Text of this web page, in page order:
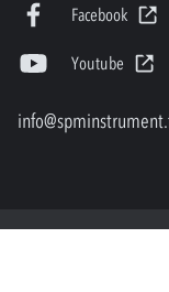
Facebook
Youtube